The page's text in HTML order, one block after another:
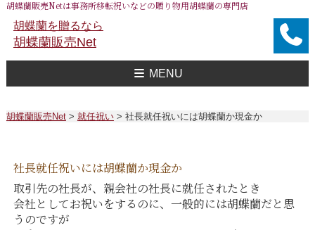
胡蝶蘭販売Netは事務所移転祝いなどの贈り物用胡蝶蘭の専門店
胡蝶蘭を贈るなら
胡蝶蘭販売Net
MENU
胡蝶蘭販売Net> 就任祝い> 社長就任祝いには胡蝶蘭か現金か
社長就任祝いには胡蝶蘭か現金か
取引先の社長が、親会社の社長に就任されたとき
会社としてお祝いをするのに、一般的には胡蝶蘭だと思
うのですが